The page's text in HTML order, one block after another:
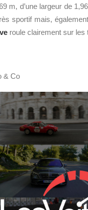
m, d’une largeur de
sportif mais,
roule clairement sur
& Co